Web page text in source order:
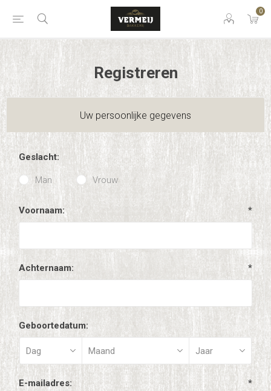
0
Registreren
Uw persoonlijke gegevens
Geslacht:
Man Vrouw
Voornaam: *
Achternaam: *
Geboortedatum:
E-mailadres: *